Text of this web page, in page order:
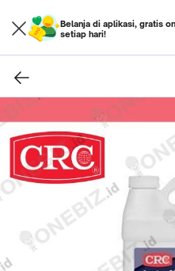
Belanja di aplikasi, gratis
setiap hari!